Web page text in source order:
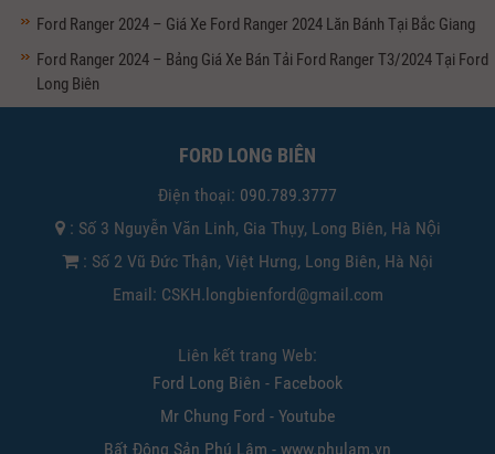
Ford Ranger 2024 – Giá Xe Ford Ranger 2024 Lăn Bánh Tại Bắc Giang
Ford Ranger 2024 – Bảng Giá Xe Bán Tải Ford Ranger T3/2024 Tại Ford
Long Biên
FORD LONG BIÊN
Điện thoại: 090.789.3777
: Số 3 Nguyễn Văn Linh, Gia Thụy, Long Biên, Hà Nội
: Số 2 Vũ Đức Thận, Việt Hưng, Long Biên, Hà Nội
Email: CSKH.longbienford@gmail.com
Liên kết trang Web:
Ford Long Biên - Facebook
Mr Chung Ford - Youtube
Bất Động Sản Phú Lâm - www.phulam.vn